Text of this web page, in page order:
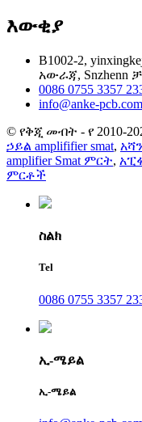
እውቂያ
B1002-2,
አውራጃ, Snzhenn
0086 0755 3357
info@anke-pcb.com
© የቅጂ መብት - የ 2010-
ኃይል amplififier smat,
amplifier Smat ምርት,
ምርቶች
ስልክ
Tel
0086 0755 3357
ኢ-ሜይል
ኢ-ሜይል